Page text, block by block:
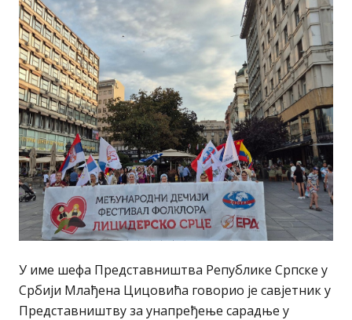
У име шефа Представништва Републике Српске у
Србији Млађена Цицовића говорио је савјетник у
Представништву за унапређење сарадње у